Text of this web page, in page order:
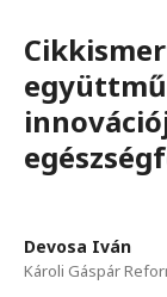
Devosa Iván
Károli Gáspár